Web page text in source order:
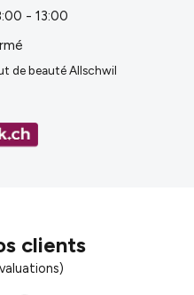
- 13:00
de beauté Allschwil
clients